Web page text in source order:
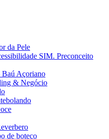
da Pele
SIM. Preconceito
Baú Açoriano
& Negócio
de boteco